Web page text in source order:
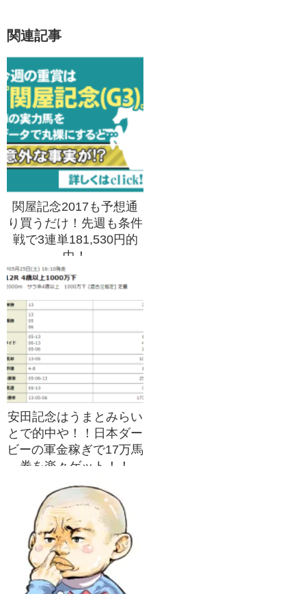
関連記事
関屋記念2017も予想通
り買うだけ！先週も条件
戦で3連単181,530円的
中！
安田記念はうまとみらい
とで的中や！！日本ダー
ビーの軍金稼ぎで17万馬
券を楽々ゲット！！